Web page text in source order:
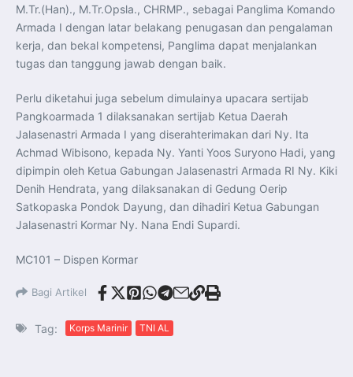
M.Tr.(Han)., M.Tr.Opsla., CHRMP., sebagai Panglima Komando
Armada I dengan latar belakang penugasan dan pengalaman
kerja, dan bekal kompetensi, Panglima dapat menjalankan
tugas dan tanggung jawab dengan baik.
Perlu diketahui juga sebelum dimulainya upacara sertijab
Pangkoarmada 1 dilaksanakan sertijab Ketua Daerah
Jalasenastri Armada I yang diserahterimakan dari Ny. Ita
Achmad Wibisono, kepada Ny. Yanti Yoos Suryono Hadi, yang
dipimpin oleh Ketua Gabungan Jalasenastri Armada RI Ny. Kiki
Denih Hendrata, yang dilaksanakan di Gedung Oerip
Satkopaska Pondok Dayung, dan dihadiri Ketua Gabungan
Jalasenastri Kormar Ny. Nana Endi Supardi.
MC101 – Dispen Kormar
Bagi Artikel
Tag: Korps Marinir TNI AL